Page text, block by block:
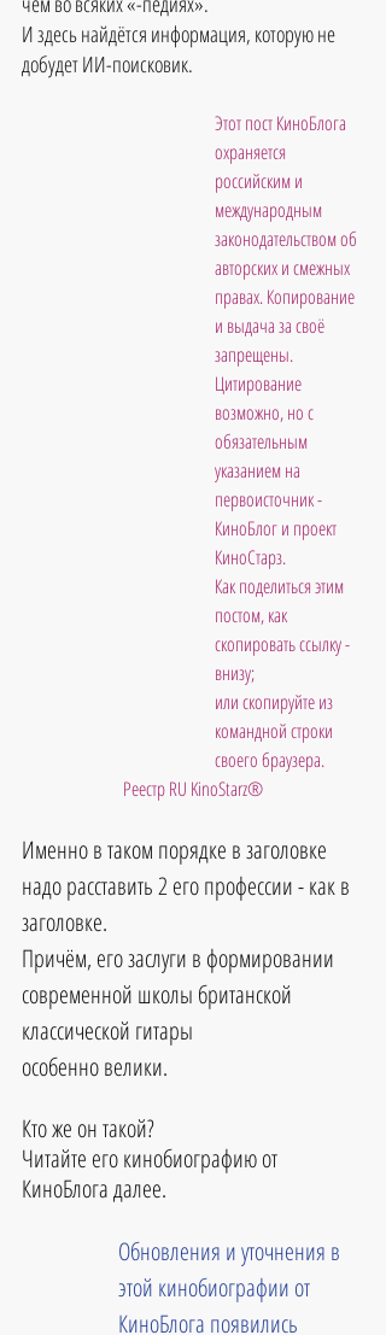
И здесь найдётся информация, которую не
добудет ИИ-поисковик.
Этот пост КиноБлога
охраняется
российским и
международным
законодательством об
авторских и смежных
правах. Копирование
и выдача за своё
запрещены.
Цитирование
возможно, но с
обязательным
указанием на
первоисточник -
КиноБлог и проект
КиноСтарз.
Как поделиться этим
постом, как
скопировать ссылку -
внизу;
или скопируйте из
командной строки
своего браузера.
Реестр RU KinoStarz®
Именно в таком порядке в заголовке
надо расставить 2 его профессии - как в
заголовке.
Причём, его заслуги в формировании
современной школы британской
классической гитары
особенно велики.
Кто же он такой?
Читайте его кинобиографию от
КиноБлога далее.
Обновления и уточнения в
этой кинобиографии от
КиноБлога появились